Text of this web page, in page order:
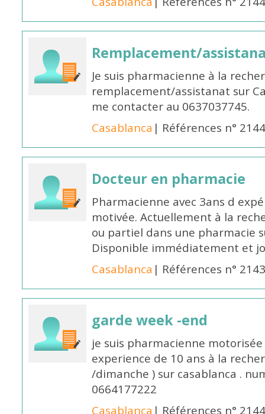
Remplacement/
Je suis pharmacienne à la
remplacement/assistanat sur
me contacter au 0637037745.
Casablanca | Références n°
Docteur en pharmacie
Pharmacienne avec 3ans d
motivée. Actuellement à la
ou partiel dans une pharmacie
Disponible immédiatement et
Casablanca | Références n°
garde week -end
je suis pharmacienne
experience de 10 ans à la
/dimanche ) sur casablanca .
0664177222
Casablanca | Références n°